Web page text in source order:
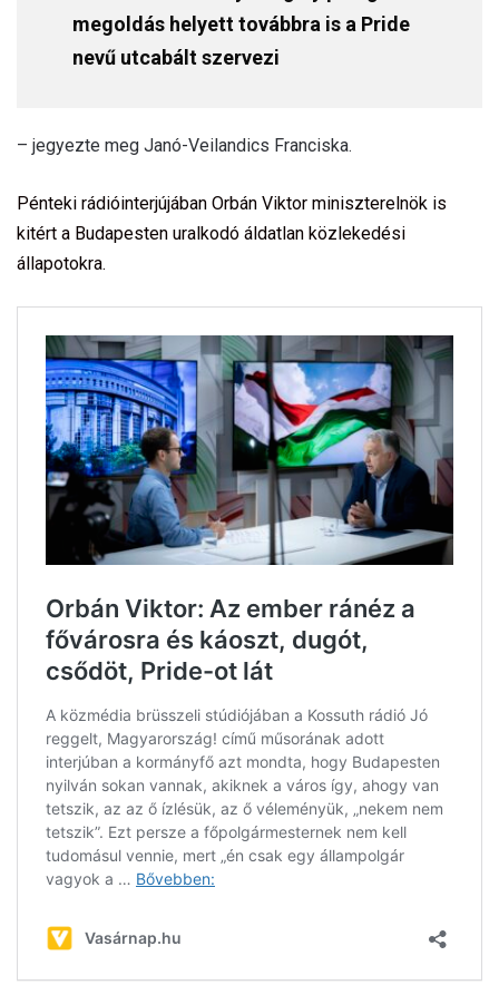
megoldás helyett továbbra is a Pride
nevű utcabált szervezi
– jegyezte meg Janó-Veilandics Franciska.
Pénteki rádióinterjújában Orbán Viktor miniszterelnök is
kitért a Budapesten uralkodó áldatlan közlekedési
állapotokra.